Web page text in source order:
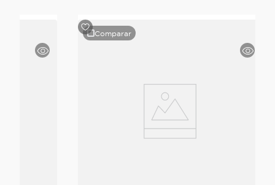
Comparar